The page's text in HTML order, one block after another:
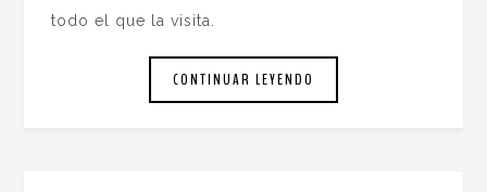
todo el que la visita.
CONTINUAR LEYENDO